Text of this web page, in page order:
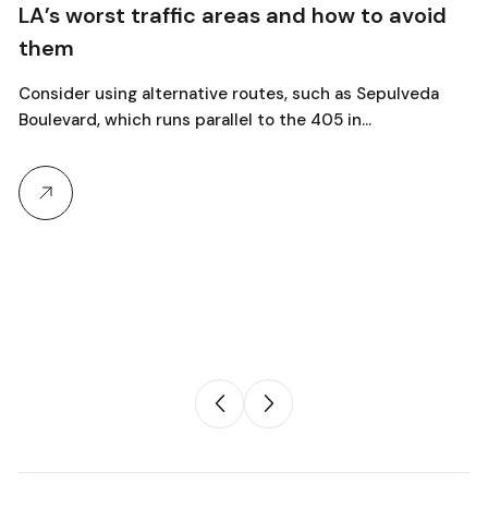
traffic areas and how to avoid
using alternative routes, such as Sepulveda
which runs parallel to the 405 in…